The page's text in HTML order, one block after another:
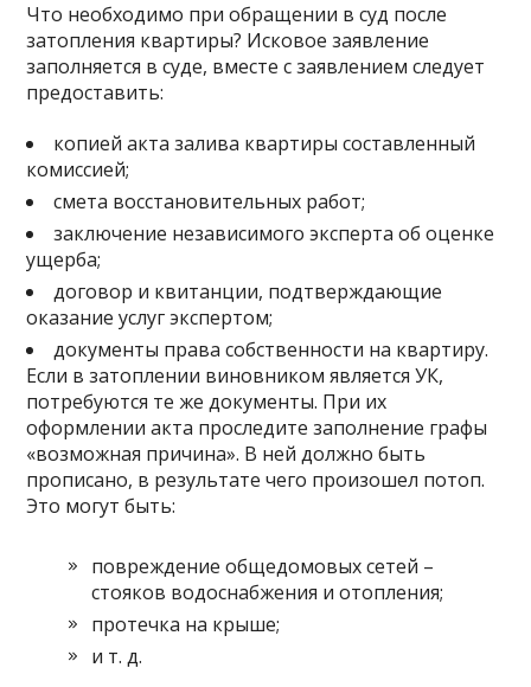
Что необходимо при обращении в суд после
затопления квартиры? Исковое заявление
заполняется в суде, вместе с заявлением следует
предоставить:
копией акта залива квартиры составленный
комиссией;
смета восстановительных работ;
заключение независимого эксперта об оценке
ущерба;
договор и квитанции, подтверждающие
оказание услуг экспертом;
документы права собственности на квартиру.
Если в затоплении виновником является УК,
потребуются те же документы. При их
оформлении акта проследите заполнение графы
«возможная причина». В ней должно быть
прописано, в результате чего произошел потоп.
Это могут быть:
повреждение общедомовых сетей –
стояков водоснабжения и отопления;
протечка на крыше;
и т. д.